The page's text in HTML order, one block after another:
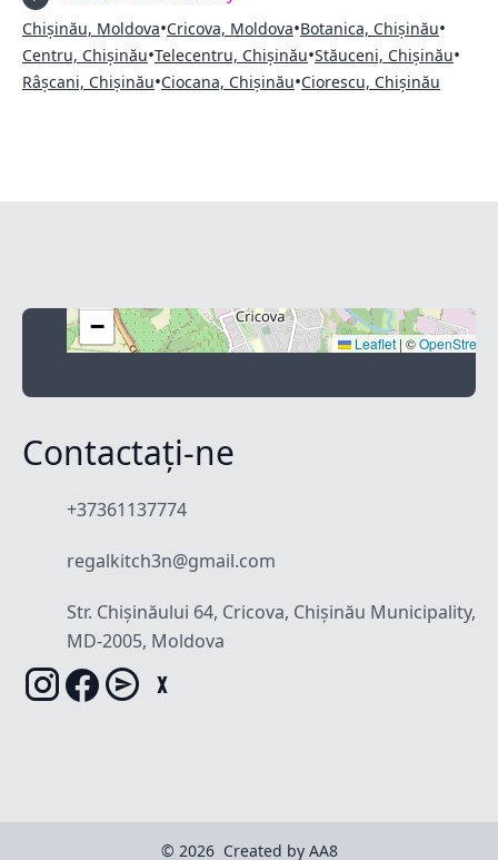
Chișinău, Moldova•Cricova, Moldova•Botanica, Chișinău•
Centru, Chișinău•Telecentru, Chișinău•Stăuceni, Chișinău•
Râșcani, Chișinău•Ciocana, Chișinău•Ciorescu, Chișinău
−
Leaflet | ©
Contactați-ne
+37361137774
regalkitch3n@gmail.com
Str. Chișinăului 64, Cricova, Chișinău Municipality,
MD-2005, Moldova
© 2026 Created by AA8